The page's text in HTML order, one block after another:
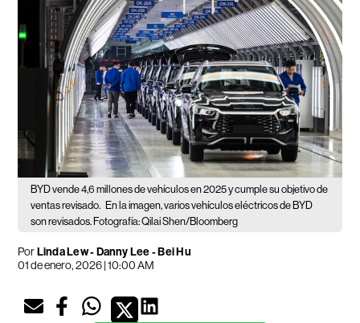
BYD vende 4,6 millones de vehículos en 2025 y cumple su objetivo de
ventas revisado. En la imagen, varios vehículos eléctricos de BYD
son revisados. Fotografía: Qilai Shen/Bloomberg
PorLinda Lew - Danny Lee - Bei Hu
01 de enero, 2026 | 10:00 AM